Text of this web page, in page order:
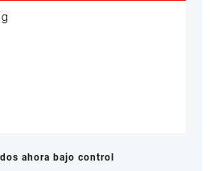
ahora bajo control